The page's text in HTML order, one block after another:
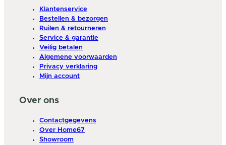
Klantenservice
Bestellen & bezorgen
Ruilen & retourneren
Service & garantie
Veilig betalen
Algemene voorwaarden
Privacy verklaring
Mijn account
Over ons
Contactgegevens
Over Home67
Showroom